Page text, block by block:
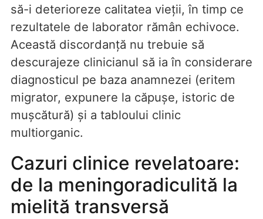
să-i deterioreze calitatea vieții, în timp ce
rezultatele de laborator rămân echivoce.
Această discordanță nu trebuie să
descurajeze clinicianul să ia în considerare
diagnosticul pe baza anamnezei (eritem
migrator, expunere la căpușe, istoric de
mușcătură) și a tabloului clinic
multiorganic.
Cazuri clinice revelatoare:
de la meningoradiculită la
mielită transversă